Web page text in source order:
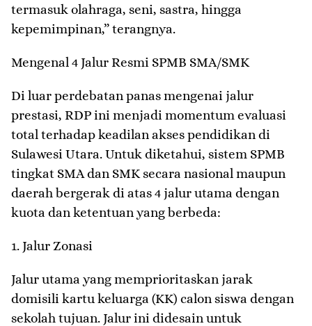
termasuk olahraga, seni, sastra, hingga
kepemimpinan,” terangnya.
​Mengenal 4 Jalur Resmi SPMB SMA/SMK
​Di luar perdebatan panas mengenai jalur
prestasi, RDP ini menjadi momentum evaluasi
total terhadap keadilan akses pendidikan di
Sulawesi Utara. Untuk diketahui, sistem SPMB
tingkat SMA dan SMK secara nasional maupun
daerah bergerak di atas 4 jalur utama dengan
kuota dan ketentuan yang berbeda:
​1. Jalur Zonasi
Jalur utama yang memprioritaskan jarak
domisili kartu keluarga (KK) calon siswa dengan
sekolah tujuan. Jalur ini didesain untuk